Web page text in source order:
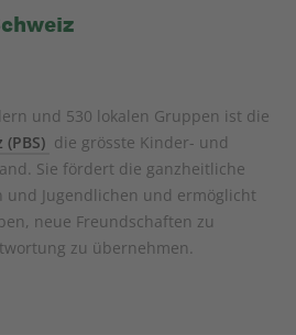
und 530 lokalen Gruppen ist die
die grösste Kinder- und
Sie fördert die ganzheitliche
und Jugendlichen und ermöglicht
neue Freundschaften zu
zu übernehmen.